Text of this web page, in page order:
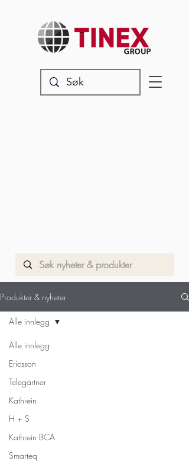
Produkter & nyheter
Alle innlegg
Ericsson
Telegärtner
Kathrein
H + S
Kathrein BCA
Smarteq
Alle innlegg